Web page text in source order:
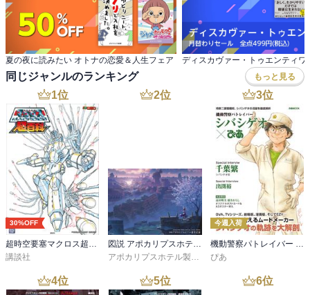
夏の夜に読みたい オトナの恋愛＆人生フェア
同じジャンルのランキング もっと見る
1位
30%OFF
超時空要塞マクロス超百科
講談社
2位
図説 アポカリプスホテル運営記録
アポカリプスホテル製作委員会
3位
今週入荷
機動警察パトレイバー シバシゲオぴあ
ぴあ
4位 5位 6位